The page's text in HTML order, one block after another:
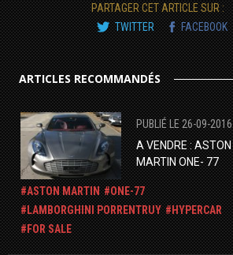
PARTAGER CET ARTICLE SUR :
TWITTER
FACEBOOK
ARTICLES RECOMMANDÉS
PUBLIÉ LE 26-09-2016
A VENDRE : ASTON
MARTIN ONE- 77
ASTON MARTIN
ONE-77
LAMBORGHINI PORRENTRUY
HYPERCAR
FOR SALE